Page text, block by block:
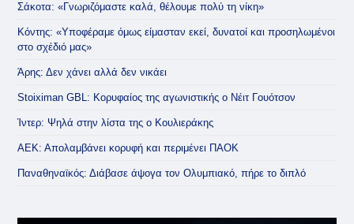
Σάκοτα: «Γνωριζόμαστε καλά, θέλουμε πολύ τη νίκη»
Κόντης: «Υποφέραμε όμως είμασταν εκεί, δυνατοί και προσηλωμένοι
στο σχέδιό μας»
Άρης: Δεν χάνει αλλά δεν νικάει
Stoiximan GBL: Κορυφαίος της αγωνιστικής ο Νέιτ Γουότσον
Ίντερ: Ψηλά στην λίστα της ο Κουλιεράκης
ΑΕΚ: Απολαμβάνει κορυφή και περιμένει ΠΑΟΚ
Παναθηναϊκός: Διάβασε άψογα τον Ολυμπιακό, πήρε το διπλό